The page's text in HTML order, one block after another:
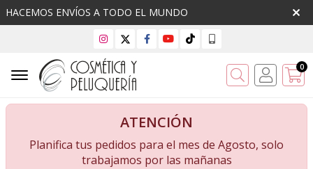
HACEMOS ENVÍOS A TODO EL MUNDO
Buscar 0
ATENCIÓN
Planifica tus pedidos para el mes de Agosto, solo
trabajamos por las mañanas